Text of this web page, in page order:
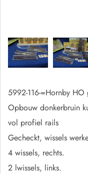
5992-116-=Hornby HO
Opbouw donkerbruin
vol profiel rails
Gecheckt, wissels
4 wissels, rechts.
2 lwissels, links.